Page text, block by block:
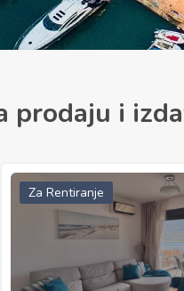
prodaju i
Za Rentiranje